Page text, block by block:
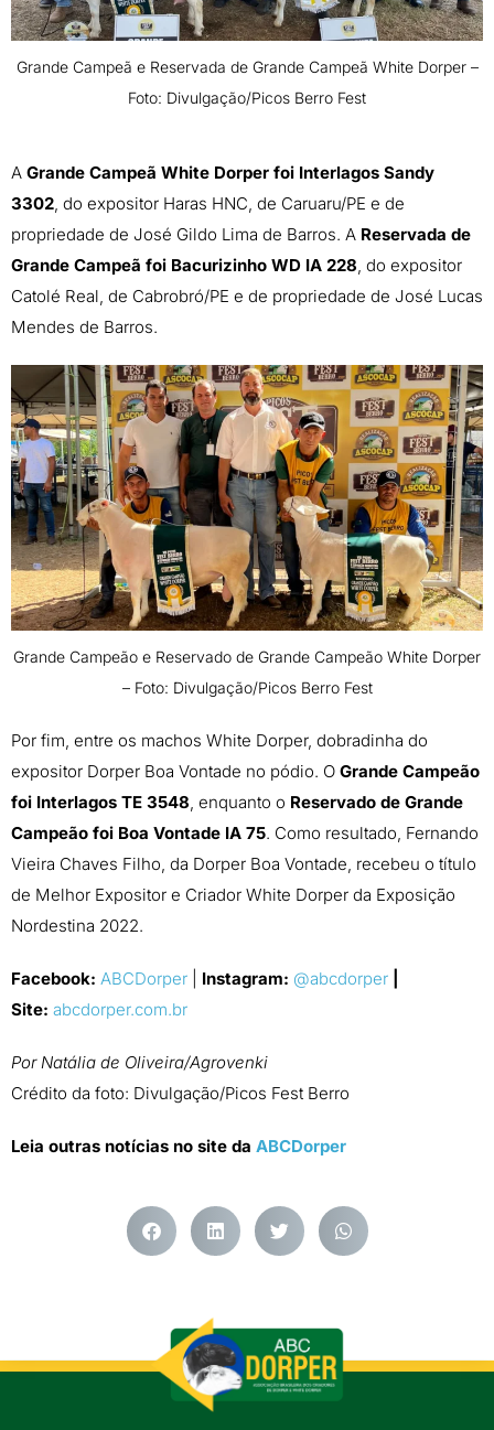
Grande Campeã e Reservada de Grande Campeã White Dorper –
Foto: Divulgação/Picos Berro Fest
A Grande Campeã White Dorper foi Interlagos Sandy
3302, do expositor Haras HNC, de Caruaru/PE e de
propriedade de José Gildo Lima de Barros. A Reservada de
Grande Campeã foi Bacurizinho WD IA 228, do expositor
Catolé Real, de Cabrobró/PE e de propriedade de José Lucas
Mendes de Barros.
Grande Campeão e Reservado de Grande Campeão White Dorper
– Foto: Divulgação/Picos Berro Fest
Por fim, entre os machos White Dorper, dobradinha do
expositor Dorper Boa Vontade no pódio. O Grande Campeão
foi Interlagos TE 3548 , enquanto o Reservado de Grande
Campeão foi Boa Vontade IA 75. Como resultado, Fernando
Vieira Chaves Filho, da Dorper Boa Vontade, recebeu o título
de Melhor Expositor e Criador White Dorper da Exposição
Nordestina 2022.
Facebook: ABCDorper Instagram: @abcdorper
Site: abcdorper.com.br
Por Natália de Oliveira/Agrovenki
Crédito da foto: Divulgação/Picos Fest Berro
Leia outras notícias no site da ABCDorper